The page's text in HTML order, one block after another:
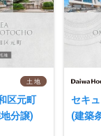
土 地
区元町
分譲)
セキ
(建築